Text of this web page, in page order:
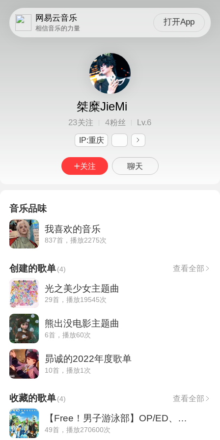
网易云音乐
相信音乐的力量
打开App
桀糜JieMi
23关注 4粉丝 Lv.6
IP:重庆
关注 聊天
音乐品味
我喜欢的音乐
837首，播放2275次
创建的歌单(4) 查看全部
光之美少女主题曲
29首，播放19545次
熊出没电影主题曲
6首，播放60次
昴诚的2022年度歌单
10首，播放1次
收藏的歌单(4) 查看全部
【Free！男子游泳部】OP/ED、角色歌~
49首，播放270600次